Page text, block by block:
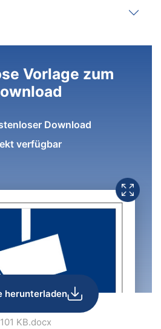
Vorlage zum
Download
verfügbar
herunterladen
101 KB.docx